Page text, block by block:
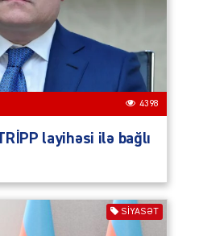
4398
layihəsi ilə bağlı
SIYASƏT